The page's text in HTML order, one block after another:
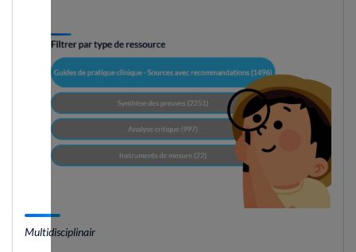
Multidisciplinair